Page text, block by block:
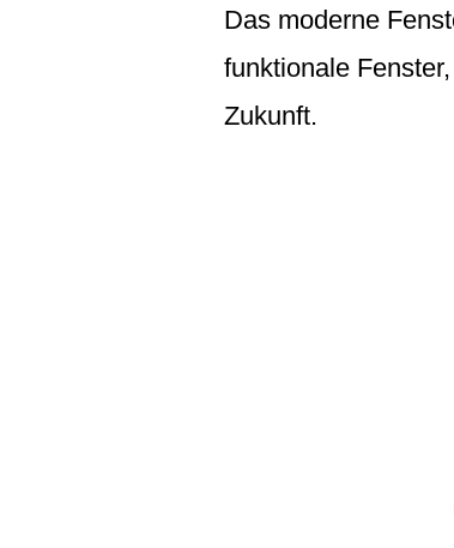
Das moderne
funktionale
Zukunft.